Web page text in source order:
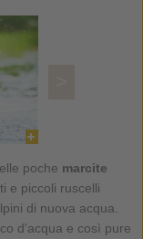
poche marcite
e piccoli ruscelli
di nuova acqua.
d'acqua e così pure